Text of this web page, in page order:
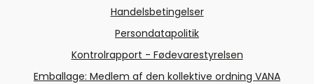
Handelsbetingelser
Persondatapolitik
Kontrolrapport - Fødevarestyrelsen
Emballage: Medlem af den kollektive ordning VANA